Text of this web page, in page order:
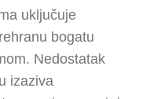
uključuje
bogatu
Nedostatak
izaziva